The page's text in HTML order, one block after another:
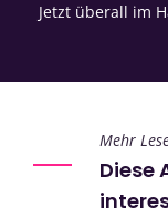
Jetzt überall im
Mehr
Diese